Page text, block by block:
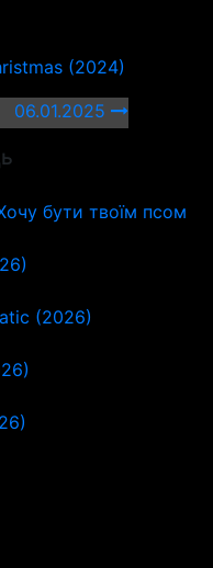
(2024)
06.01.2025
бути твоїм псом
(2026)